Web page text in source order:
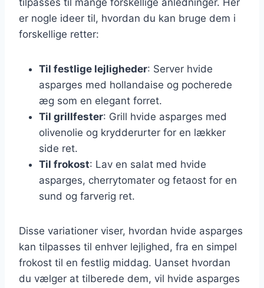
er nogle ideer til, hvordan du kan bruge dem i
forskellige retter:
Til festlige lejligheder: Server hvide
asparges med hollandaise og pocherede
æg som en elegant forret.
Til grillfester: Grill hvide asparges med
olivenolie og krydderurter for en lækker
side ret.
Til frokost: Lav en salat med hvide
asparges, cherrytomater og fetaost for en
sund og farverig ret.
Disse variationer viser, hvordan hvide asparges
kan tilpasses til enhver lejlighed, fra en simpel
frokost til en festlig middag. Uanset hvordan
du vælger at tilberede dem, vil hvide asparges